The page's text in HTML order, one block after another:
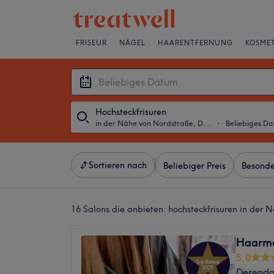
FRISEUR NÄGEL HAARENTFERNUNG
Hochsteckfrisuren
in der Nähe von Nordstraße, Düsseldorf ・ Beliebiges
Sortieren nach Beliebiger Preis
16 Salons die anbieten: hochsteckfrisuren in der
5,0